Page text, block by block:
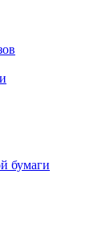
бумаги